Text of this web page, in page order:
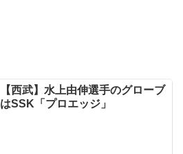
【西武】水上由伸選手のグローブ
はSSK「プロエッジ」